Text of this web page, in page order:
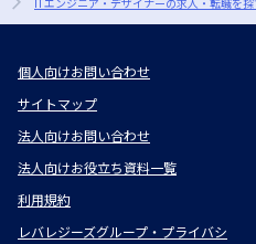
個人向けお問い合わせ
サイトマップ
法人向けお問い合わせ
法人向けお役立ち資料一覧
利用規約
レバレジーズグループ・プライバシ